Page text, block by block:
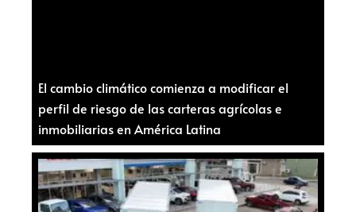
El cambio climático comienza a modificar el
perfil de riesgo de las carteras agrícolas e
inmobiliarias en América Latina